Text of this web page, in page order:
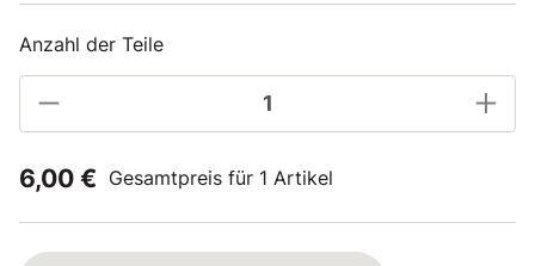
Anzahl der Teile
6,00 € Gesamtpreis für 1 Artikel